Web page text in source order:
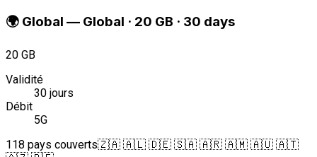
🌍 Global — Global · 20 GB · 30 days
20 GB
Validité
30 jours
Débit
5G
118 pays couverts🇿🇦 🇦🇱 🇩🇪 🇸🇦 🇦🇷 🇦🇲 🇦🇺 🇦🇹